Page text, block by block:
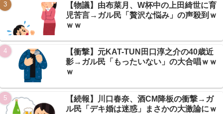
Powered by livedoor 相互RSS
【物議】由布菜月、W杯中の上田綺世に育
児苦言→ガル民「贅沢な悩み」の声殺到ｗ
ｗｗ
【衝撃】元KAT-TUN田口淳之介の40歳近
影→ガル民「もったいない」の大合唱ｗｗ
ｗ
【続報】川口春奈、酒CM降板の衝撃→ガ
ル民「デキ婚は迷惑」まさかの大激論にｗ